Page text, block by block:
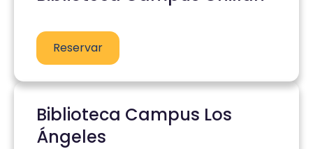
Reservar
Biblioteca Campus Los
Ángeles